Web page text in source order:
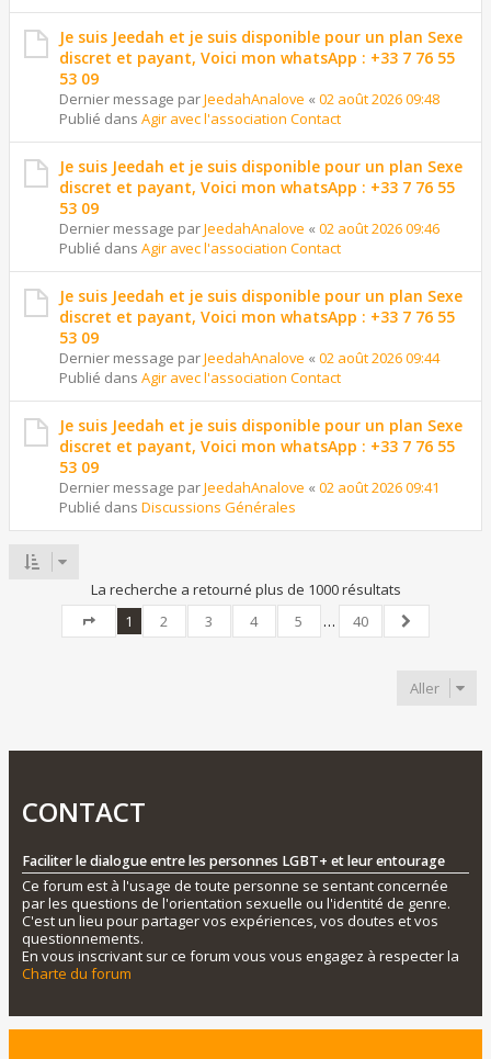
Je suis Jeedah et je suis disponible pour un plan Sexe
discret et payant, Voici mon whatsApp : +33 7 76 55
53 09
Dernier message parJeedahAnalove « 02 août 2026 09:48
Publié dans Agir avec l'association Contact
Je suis Jeedah et je suis disponible pour un plan Sexe
discret et payant, Voici mon whatsApp : +33 7 76 55
53 09
Dernier message parJeedahAnalove « 02 août 2026 09:46
Publié dans Agir avec l'association Contact
Je suis Jeedah et je suis disponible pour un plan Sexe
discret et payant, Voici mon whatsApp : +33 7 76 55
53 09
Dernier message parJeedahAnalove « 02 août 2026 09:44
Publié dans Agir avec l'association Contact
Je suis Jeedah et je suis disponible pour un plan Sexe
discret et payant, Voici mon whatsApp : +33 7 76 55
53 09
Dernier message parJeedahAnalove « 02 août 2026 09:41
Publié dans Discussions Générales
La recherche a retourné plus de 1000 résultats
Page sur40
1 2 3 4 5 …
40
Suivant
Aller
CONTACT
Faciliter le dialogue entre les personnes LGBT+ et leur entourage
Ce forum est à l'usage de toute personne se sentant concernée
par les questions de l'orientation sexuelle ou l'identité de genre.
C'est un lieu pour partager vos expériences, vos doutes et vos
questionnements.
En vous inscrivant sur ce forum vous vous engagez à respecter la
Charte du forum